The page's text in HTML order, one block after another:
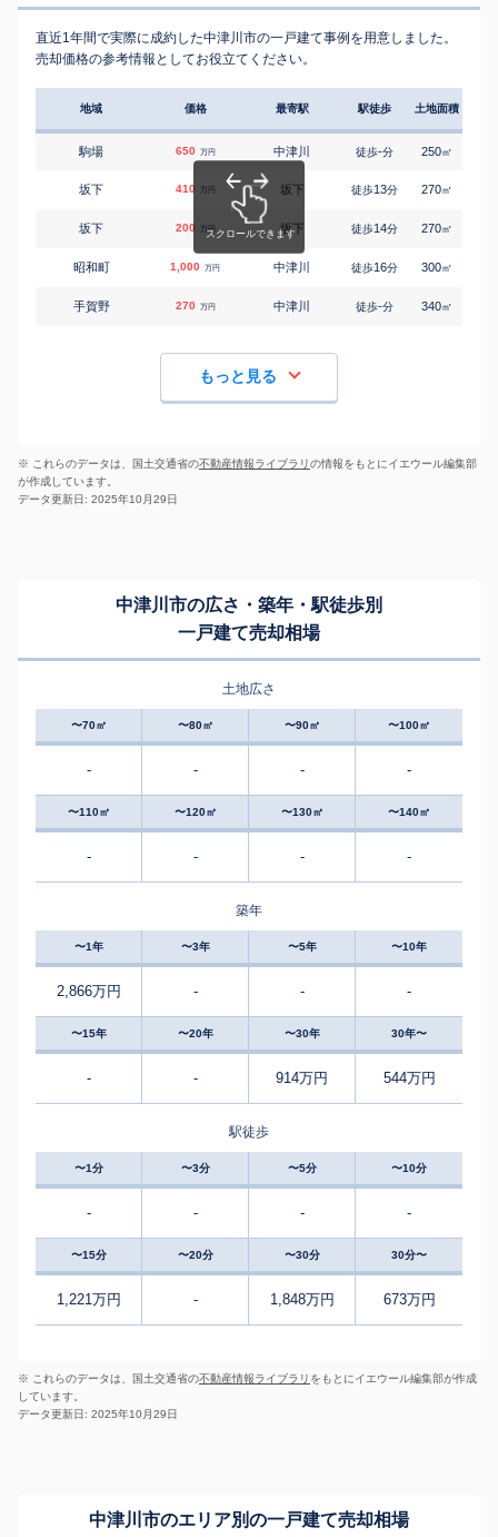
直近1年間で実際に成約した中津川市の一戸建て事例を用意しました。
売却価格の参考情報としてお役立てください。
地域 価格 最寄駅 駅徒歩 土地面積
駒場 650 万円 中津川 徒歩-分 250㎡
坂下 410 万円 坂下 徒歩13分 270㎡
坂下 200 万円 坂下 徒歩14分 270㎡
昭和町 1,000 万円 中津川 徒歩16分 300㎡
手賀野 270 万円 中津川 徒歩-分 340㎡
もっと見る
※ これらのデータは、国土交通省の不動産情報ライブラリの情報をもとにイエウール編集部
が作成しています。
データ更新日: 2025年10月29日
中津川市の広さ・築年・駅徒歩別
一戸建て売却相場
土地広さ
〜70㎡ 〜80㎡ 〜90㎡ 〜100㎡
- - - -
〜110㎡ 〜120㎡ 〜130㎡ 〜140㎡
- - - -
築年
〜1年 〜3年 〜5年 〜10年
2,866万円 - - -
〜15年 〜20年 〜30年 30年〜
- - 914万円 544万円
駅徒歩
〜1分 〜3分 〜5分 〜10分
- - - -
〜15分 〜20分 〜30分 30分〜
1,221万円 - 1,848万円 673万円
※ これらのデータは、国土交通省の不動産情報ライブラリ をもとにイエウール編集部が作成
しています。
データ更新日: 2025年10月29日
中津川市のエリア別の一戸建て売却相場